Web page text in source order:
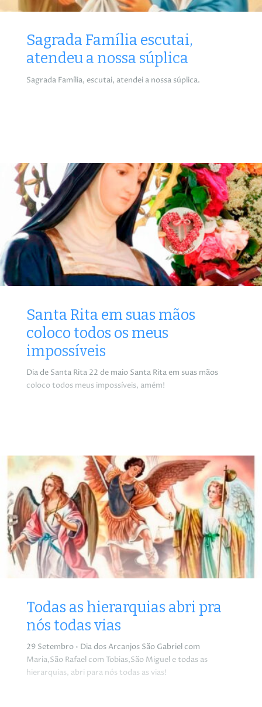
Sagrada Família escutai,
atendeu a nossa súplica
Sagrada Família, escutai, atendei a nossa súplica.
Santa Rita em suas mãos
coloco todos os meus
impossíveis
Dia de Santa Rita 22 de maio Santa Rita em suas mãos
coloco todos meus impossíveis, amém!
Todas as hierarquias abri pra
nós todas vias
29 Setembro • Dia dos Arcanjos São Gabriel com
Maria,São Rafael com Tobias,São Miguel e todas as
hierarquias, abri para nós todas as vias!